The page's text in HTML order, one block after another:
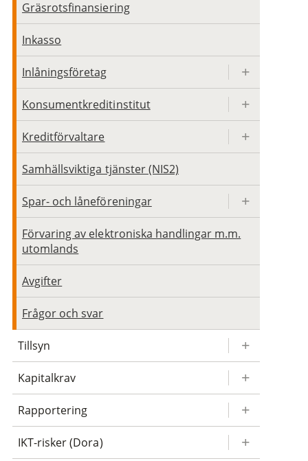
Gräsrotsfinansiering
Inkasso
Inlåningsföretag
Konsumentkreditinstitut
Kreditförvaltare
Samhällsviktiga tjänster (NIS2)
Spar- och låneföreningar
Förvaring av elektroniska handlingar m.m.
utomlands
Avgifter
Frågor och svar
Tillsyn
Kapitalkrav
Rapportering
IKT-risker (Dora)